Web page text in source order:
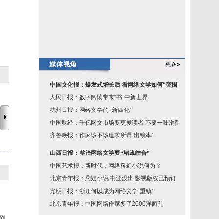
媒体视角 更多»
中国文化报：爆发式增长后 看网络文学如何“突围”
人民日报：数字阅读带来“书”中新世界
杭州日报：网络文学的 “新四化”
中国财经：千亿网文市场要更爱读者 不要一味消费读
齐鲁晚报：作家该不该追求所谓“出镜率”
山西日报：整治网络文学要“堵疏结合”
中国艺术报：新时代，网络科幻小说何为？
北京青年报：悬疑小说 书还没出 影视版权已预订
光明日报：浙江何以成为网络文学“重镇”
北京青年报：中国网络作家多了2000洋面孔